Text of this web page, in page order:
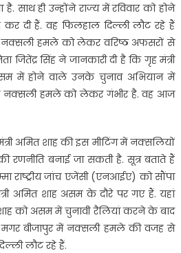
साथ ही उन्‍होंने राज्‍य में रविवार को होने
कर दी हैं. वह फिलहाल दिल्‍ली लौट रहे हैं
नक्‍सली हमले को लेकर वरिष्‍ठ अफसरों से
जितेंद्र सिंह ने जानकारी दी है कि गृह मंत्री
में होने वाले उनके चुनाव अभियान में
नक्‍सली हमले को लेकर गंभीर है. वह आज
अमित शाह की इस मीटिंग में नक्सलियों
बनाई जा सकती है. सूत्र बताते हैं
राष्ट्रीय जांच एजेंसी (एनआईए) को सौंपा
अमित शाह असम के दौरे पर गए हैं. यहां
को असम में चुनावी रैलियां करने के बाद
मगर बीजापुर में नक्सली हमले की वजह से
लौट रहे हैं.